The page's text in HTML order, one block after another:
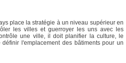
place la stratégie à un niveau supérieur en
les villes et guerroyer les uns avec les
une ville, il doit planifier la culture, le
l'emplacement des bâtiments pour un